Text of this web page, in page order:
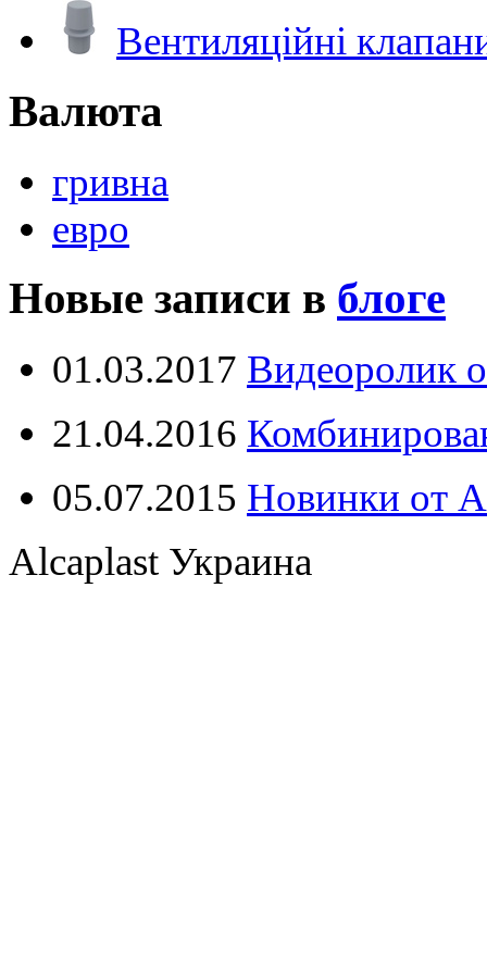
Вентиляційні
Валюта
гривна
евро
Новые записи в блоге
01.03.2017 Видеоролик
21.04.2016
05.07.2015 Новинки от
Alcaplast Украина